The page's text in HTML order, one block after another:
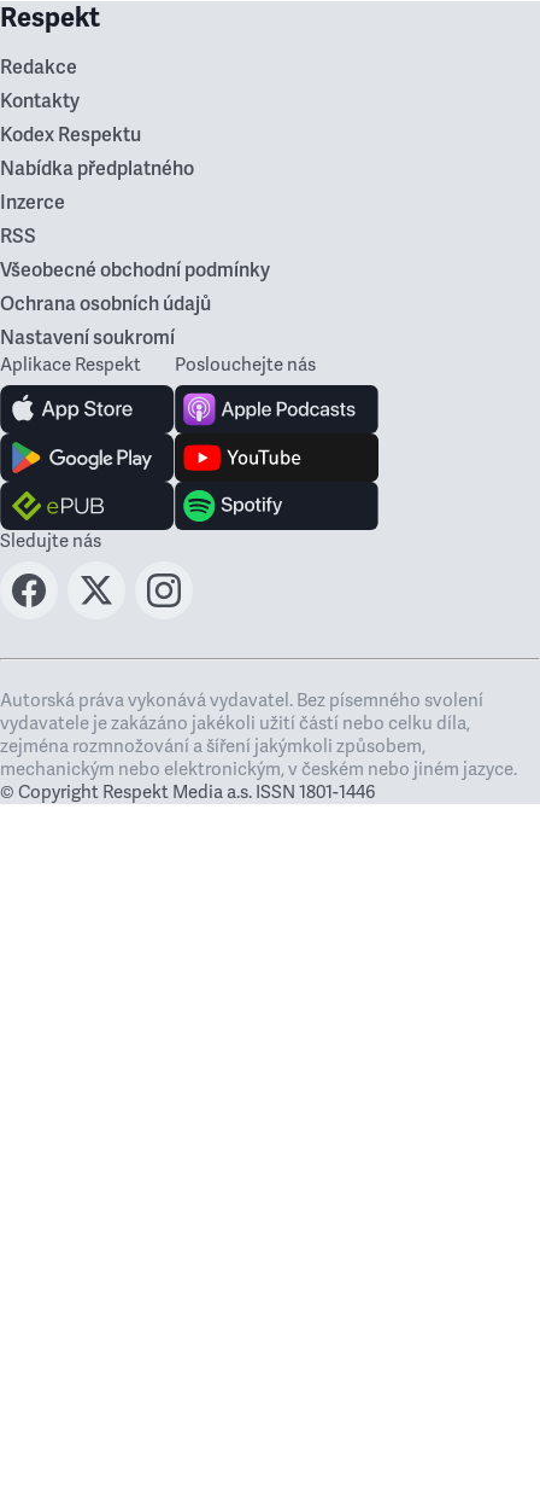
Respekt
Redakce
Kontakty
Kodex Respektu
Nabídka předplatného
Inzerce
RSS
Všeobecné obchodní podmínky
Ochrana osobních údajů
Nastavení soukromí
Aplikace Respekt Poslouchejte nás
Sledujte nás
Autorská práva vykonává vydavatel. Bez písemného svolení
vydavatele je zakázáno jakékoli užití částí nebo celku díla,
zejména rozmnožování a šíření jakýmkoli způsobem,
mechanickým nebo elektronickým, v českém nebo jiném jazyce.
© Copyright Respekt Media a.s. ISSN 1801-1446